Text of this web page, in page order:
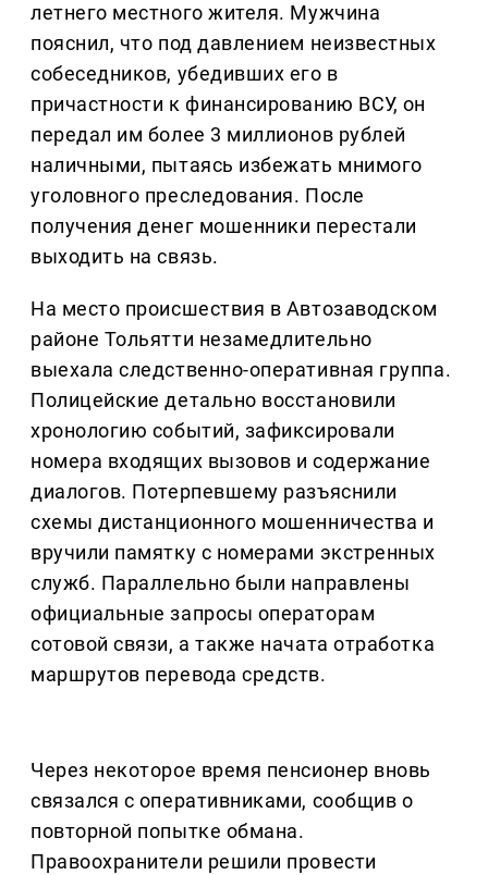
летнего местного жителя. Мужчина
пояснил, что под давлением неизвестных
собеседников, убедивших его в
причастности к финансированию ВСУ, он
передал им более 3 миллионов рублей
наличными, пытаясь избежать мнимого
уголовного преследования. После
получения денег мошенники перестали
выходить на связь.
На место происшествия в Автозаводском
районе Тольятти незамедлительно
выехала следственно-оперативная группа.
Полицейские детально восстановили
хронологию событий, зафиксировали
номера входящих вызовов и содержание
диалогов. Потерпевшему разъяснили
схемы дистанционного мошенничества и
вручили памятку с номерами экстренных
служб. Параллельно были направлены
официальные запросы операторам
сотовой связи, а также начата отработка
маршрутов перевода средств.
Через некоторое время пенсионер вновь
связался с оперативниками, сообщив о
повторной попытке обмана.
Правоохранители решили провести